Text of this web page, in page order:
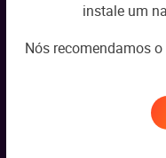
instale um
Nós recomendamos
Seu e-mail *